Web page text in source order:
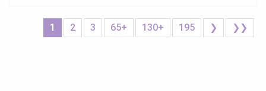
1 2 3 65+ 130+ 195 ❯ ❯❯